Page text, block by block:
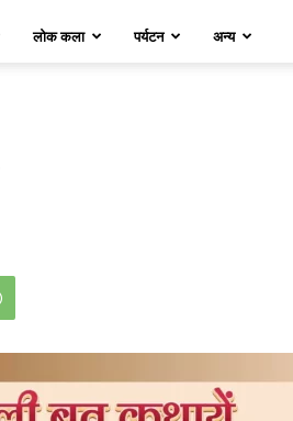
लोक कला पर्यटन अन्य